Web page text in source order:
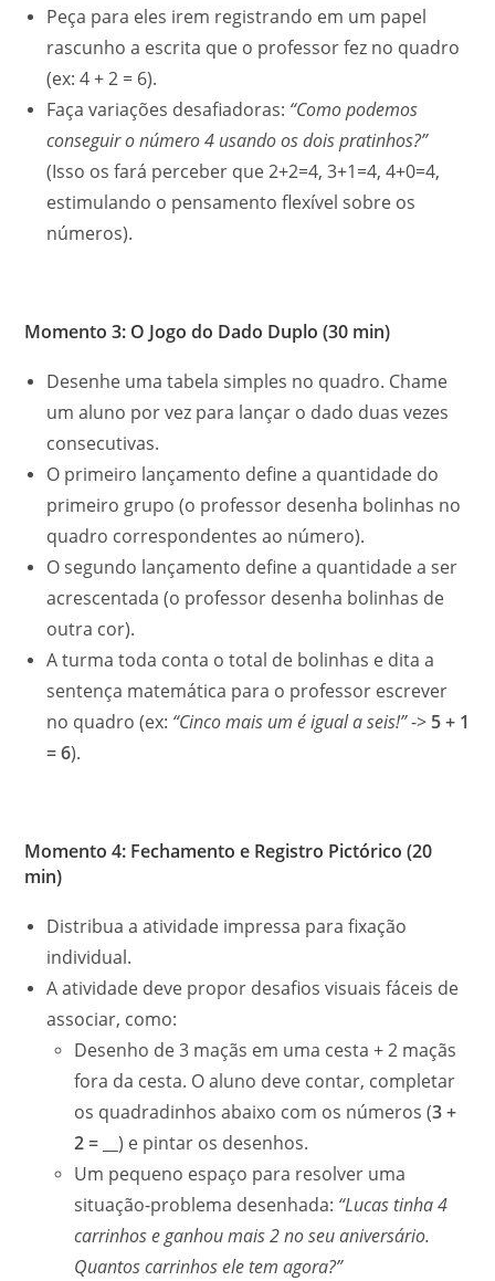
Peça para eles irem registrando em um papel
rascunho a escrita que o professor fez no quadro
(ex: 4 + 2 = 6).
Faça variações desafiadoras: “Como podemos
conseguir o número 4 usando os dois pratinhos?”
(Isso os fará perceber que 2+2=4, 3+1=4, 4+0=4,
estimulando o pensamento flexível sobre os
números).
Momento 3: O Jogo do Dado Duplo (30 min)
Desenhe uma tabela simples no quadro. Chame
um aluno por vez para lançar o dado duas vezes
consecutivas.
O primeiro lançamento define a quantidade do
primeiro grupo (o professor desenha bolinhas no
quadro correspondentes ao número).
O segundo lançamento define a quantidade a ser
acrescentada (o professor desenha bolinhas de
outra cor).
A turma toda conta o total de bolinhas e dita a
sentença matemática para o professor escrever
no quadro (ex: “Cinco mais um é igual a seis!”-> 5 + 1
= 6).
Momento 4: Fechamento e Registro Pictórico (20
min)
Distribua a atividade impressa para fixação
individual.
A atividade deve propor desafios visuais fáceis de
associar, como:
Desenho de 3 maçãs em uma cesta + 2 maçãs
fora da cesta. O aluno deve contar, completar
os quadradinhos abaixo com os números (3 +
2 = __) e pintar os desenhos.
Um pequeno espaço para resolver uma
situação-problema desenhada: “Lucas tinha 4
carrinhos e ganhou mais 2 no seu aniversário.
Quantos carrinhos ele tem agora?”